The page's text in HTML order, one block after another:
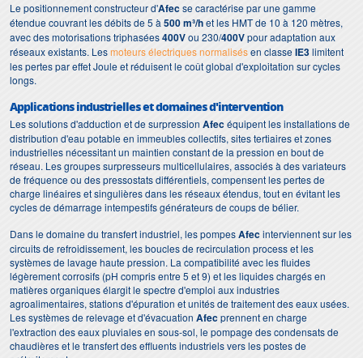
Le positionnement constructeur d'Afecse caractérise par une gamme
étendue couvrant les débits de 5 à 500 m³/het les HMT de 10 à 120 mètres,
avec des motorisations triphasées400Vou 230/400Vpour adaptation aux
réseaux existants. Lesmoteurs électriques normalisésen classeIE3limitent
les pertes par effet Joule et réduisent le coût global d'exploitation sur cycles
longs.
Applications industrielles et domaines d'intervention
Les solutions d'adduction et de surpression Afecéquipent les installations de
distribution d'eau potable en immeubles collectifs, sites tertiaires et zones
industrielles nécessitant un maintien constant de la pression en bout de
réseau. Les groupes surpresseurs multicellulaires, associés à des variateurs
de fréquence ou des pressostats différentiels, compensent les pertes de
charge linéaires et singulières dans les réseaux étendus, tout en évitant les
cycles de démarrage intempestifs générateurs de coups de bélier.
Dans le domaine du transfert industriel, les pompesAfecinterviennent sur les
circuits de refroidissement, les boucles de recirculation process et les
systèmes de lavage haute pression. La compatibilité avec les fluides
légèrement corrosifs (pH compris entre 5 et 9) et les liquides chargés en
matières organiques élargit le spectre d'emploi aux industries
agroalimentaires, stations d'épuration et unités de traitement des eaux usées.
Les systèmes de relevage et d'évacuation Afecprennent en charge
l'extraction des eaux pluviales en sous-sol, le pompage des condensats de
chaudières et le transfert des effluents industriels vers les postes de